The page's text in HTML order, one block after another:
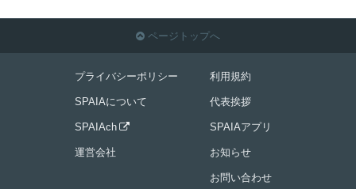
 ページトップへ
プライバシーポリシー
SPAIAについて
SPAIAch 
運営会社
利用規約
代表挨拶
SPAIAアプリ
お知らせ
お問い合わせ